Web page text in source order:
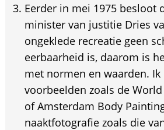
Eerder in mei 1975 besloot
minister van justitie Dries
ongeklede recreatie geen
eerbaarheid is, daarom is
met normen en waarden. Ik
voorbeelden zoals de
of Amsterdam Body
naaktfotografie zoals die